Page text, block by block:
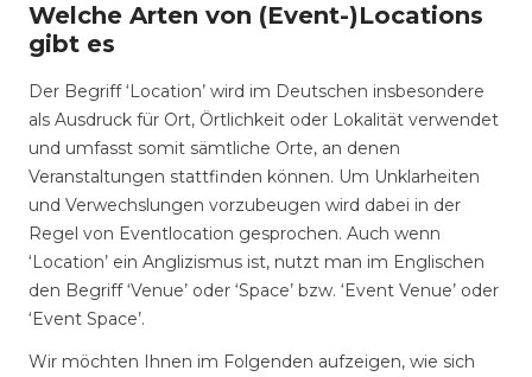
Welche Arten von (Event-)Locations
gibt es
Der Begriff ‘Location’ wird im Deutschen insbesondere
als Ausdruck für Ort, Örtlichkeit oder Lokalität verwendet
und umfasst somit sämtliche Orte, an denen
Veranstaltungen stattfinden können. Um Unklarheiten
und Verwechslungen vorzubeugen wird dabei in der
Regel von Eventlocation gesprochen. Auch wenn
‘Location’ ein Anglizismus ist, nutzt man im Englischen
den Begriff ‘Venue’ oder ‘Space’ bzw. ‘Event Venue’ oder
‘Event Space’.
Wir möchten Ihnen im Folgenden aufzeigen, wie sich